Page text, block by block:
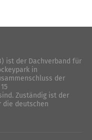
ist der Dachverband für
in
der
Zuständig ist der
die deutschen